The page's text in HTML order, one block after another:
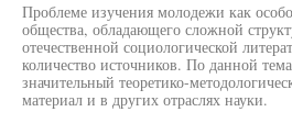
Проблеме изучения молодежи как
общества, обладающего сложной
отечественной социологической
количество источников. По данной
значительный теоретико-
материал и в других отраслях науки.